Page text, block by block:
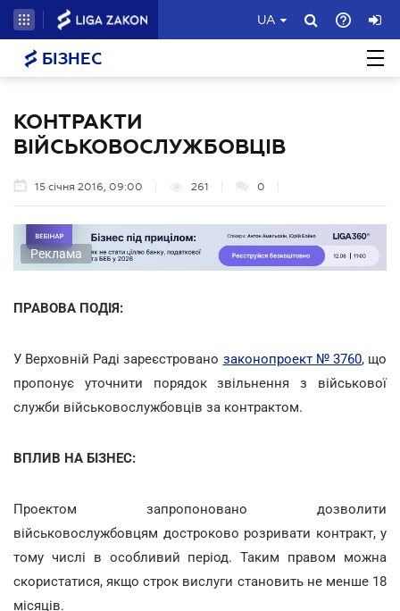
UA
БІЗНЕС
КОНТРАКТИ
ВІЙСЬКОВОСЛУЖБОВЦІВ
15 січня 2016, 09:00 261 0
Реклама
ПРАВОВА ПОДІЯ:
У Верховній Раді зареєстровано законопроект № 3760, що
пропонує уточнити порядок звільнення з військової
служби військовослужбовців за контрактом.
ВПЛИВ НА БІЗНЕС:
Проектом запропоновано дозволити
військовослужбовцям достроково розривати контракт, у
тому числі в особливий період. Таким правом можна
скористатися, якщо строк вислуги становить не менше 18
місяців.